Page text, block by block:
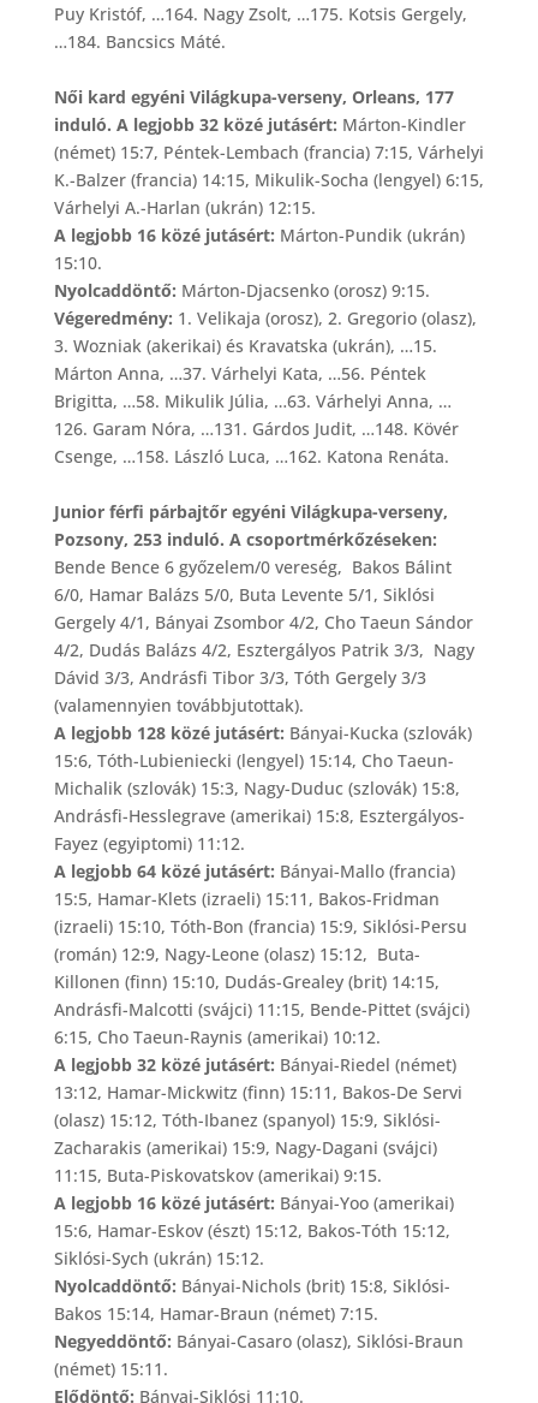
Puy Kristóf, …164. Nagy Zsolt, …175. Kotsis Gergely,
…184. Bancsics Máté.
Női kard egyéni Világkupa-verseny, Orleans, 177
induló. A legjobb 32 közé jutásért: Márton-Kindler
(német) 15:7, Péntek-Lembach (francia) 7:15, Várhelyi
K.-Balzer (francia) 14:15, Mikulik-Socha (lengyel) 6:15,
Várhelyi A.-Harlan (ukrán) 12:15.
A legjobb 16 közé jutásért: Márton-Pundik (ukrán)
15:10.
Nyolcaddöntő: Márton-Djacsenko (orosz) 9:15.
Végeredmény: 1. Velikaja (orosz), 2. Gregorio (olasz),
3. Wozniak (akerikai) és Kravatska (ukrán), …15.
Márton Anna, …37. Várhelyi Kata, …56. Péntek
Brigitta, …58. Mikulik Júlia, …63. Várhelyi Anna, …
126. Garam Nóra, …131. Gárdos Judit, …148. Kövér
Csenge, …158. László Luca, …162. Katona Renáta.
Junior férfi párbajtőr egyéni Világkupa-verseny,
Pozsony, 253 induló. A csoportmérkőzéseken:
Bende Bence 6 győzelem/0 vereség, Bakos Bálint
6/0, Hamar Balázs 5/0, Buta Levente 5/1, Siklósi
Gergely 4/1, Bányai Zsombor 4/2, Cho Taeun Sándor
4/2, Dudás Balázs 4/2, Esztergályos Patrik 3/3, Nagy
Dávid 3/3, Andrásfi Tibor 3/3, Tóth Gergely 3/3
(valamennyien továbbjutottak).
A legjobb 128 közé jutásért: Bányai-Kucka (szlovák)
15:6, Tóth-Lubieniecki (lengyel) 15:14, Cho Taeun-
Michalik (szlovák) 15:3, Nagy-Duduc (szlovák) 15:8,
Andrásfi-Hesslegrave (amerikai) 15:8, Esztergályos-
Fayez (egyiptomi) 11:12.
A legjobb 64 közé jutásért: Bányai-Mallo (francia)
15:5, Hamar-Klets (izraeli) 15:11, Bakos-Fridman
(izraeli) 15:10, Tóth-Bon (francia) 15:9, Siklósi-Persu
(román) 12:9, Nagy-Leone (olasz) 15:12, Buta-
Killonen (finn) 15:10, Dudás-Grealey (brit) 14:15,
Andrásfi-Malcotti (svájci) 11:15, Bende-Pittet (svájci)
6:15, Cho Taeun-Raynis (amerikai) 10:12.
A legjobb 32 közé jutásért: Bányai-Riedel (német)
13:12, Hamar-Mickwitz (finn) 15:11, Bakos-De Servi
(olasz) 15:12, Tóth-Ibanez (spanyol) 15:9, Siklósi-
Zacharakis (amerikai) 15:9, Nagy-Dagani (svájci)
11:15, Buta-Piskovatskov (amerikai) 9:15.
A legjobb 16 közé jutásért: Bányai-Yoo (amerikai)
15:6, Hamar-Eskov (észt) 15:12, Bakos-Tóth 15:12,
Siklósi-Sych (ukrán) 15:12.
Nyolcaddöntő: Bányai-Nichols (brit) 15:8, Siklósi-
Bakos 15:14, Hamar-Braun (német) 7:15.
Negyeddöntő: Bányai-Casaro (olasz), Siklósi-Braun
(német) 15:11.
Elődöntő: Bányai-Siklósi 11:10.